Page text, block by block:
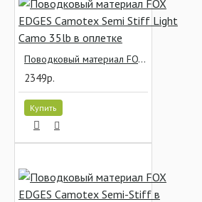
Поводковый материал FOX EDGES Camotex Semi Stiff Light Camo 35lb в оплетке
2349р.
Купить